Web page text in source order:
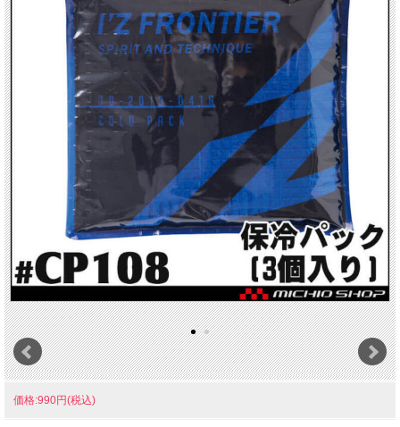
価格:990円(税込)